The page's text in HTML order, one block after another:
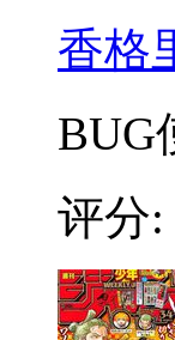
香格
BUG
评分: